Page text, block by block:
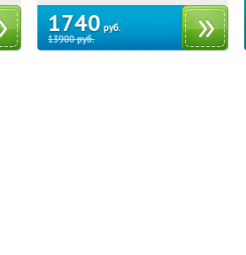
1740 руб.
13900руб.